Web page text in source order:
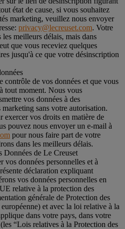
état de cause, si vous souhaitez
marketing, veuillez nous envoyer
privacy@lecreuset.com. Votre
meilleurs délais, mais dans
que vous receviez quelques
jusqu'à ce que votre désinscription
contrôle de vos données et que vous
tout moment. Nous vous
vos données à des
sans votre autorisation.
vos droits en matière de
pouvez nous envoyer un e-mail à
pour nous faire part de votre
dans les meilleurs délais.
Données de Le Creuset
vos données personnelles et à
déclaration expliquant
vos données personnelles en
relative à la protection des
générale de Protection des
et avec la loi relative à la
dans votre pays, dans votre
“Lois relatives à la Protection des